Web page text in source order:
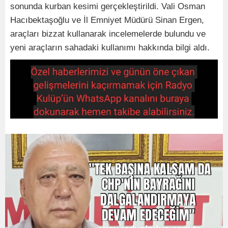
sonunda kurban kesimi gerçekleştirildi. Vali Osman
Hacıbektaşoğlu ve İl Emniyet Müdürü Sinan Ergen,
araçları bizzat kullanarak incelemelerde bulundu ve
yeni araçların sahadaki kullanımı hakkında bilgi aldı.